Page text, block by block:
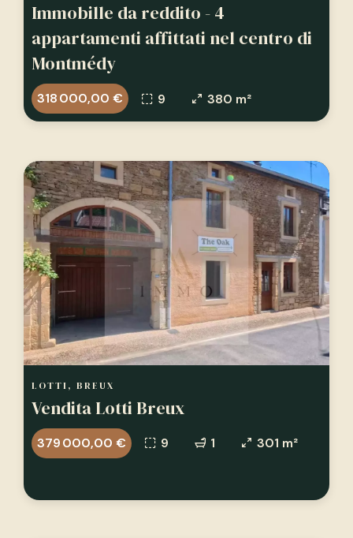
Immobille da reddito - 4
appartamenti affittati nel centro di
Montmédy
318 000,00 € 9 380 m²
LOTTI, BREUX
Vendita Lotti Breux
379 000,00 € 9 1 301 m²